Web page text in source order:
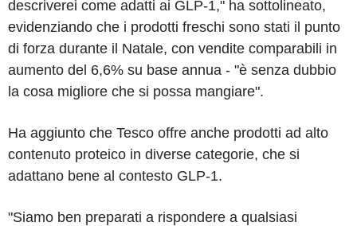
descriverei come adatti ai GLP-1," ha sottolineato,
evidenziando che i prodotti freschi sono stati il punto
di forza durante il Natale, con vendite comparabili in
aumento del 6,6% su base annua - "è senza dubbio
la cosa migliore che si possa mangiare".
Ha aggiunto che Tesco offre anche prodotti ad alto
contenuto proteico in diverse categorie, che si
adattano bene al contesto GLP-1.
"Siamo ben preparati a rispondere a qualsiasi